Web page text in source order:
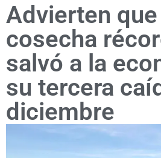
Advierten
cosecha
salvó a la
su tercera
diciembre